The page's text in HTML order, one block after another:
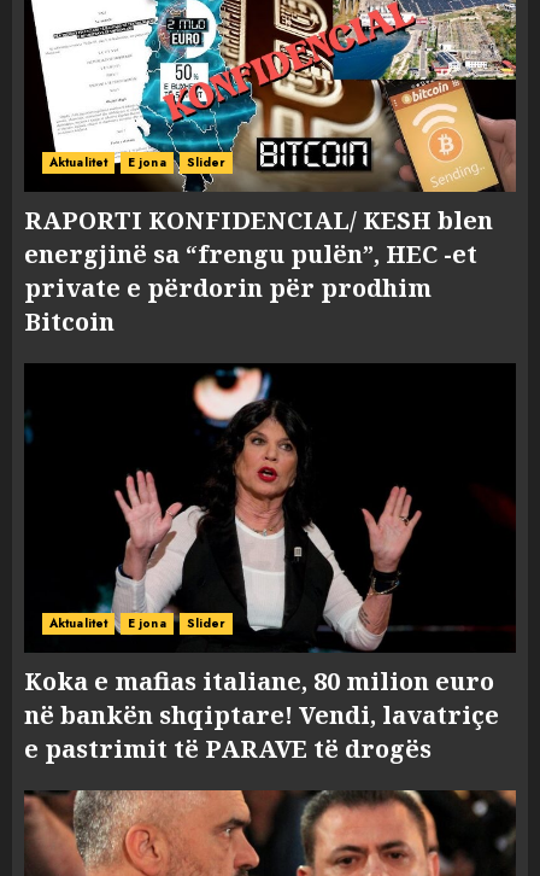
Aktualitet E jona Slider
RAPORTI KONFIDENCIAL/ KESH blen
energjinë sa “frengu pulën”, HEC -et
private e përdorin për prodhim
Bitcoin
Aktualitet E jona Slider
Koka e mafias italiane, 80 milion euro
në bankën shqiptare! Vendi, lavatriçe
e pastrimit të PARAVE të drogës